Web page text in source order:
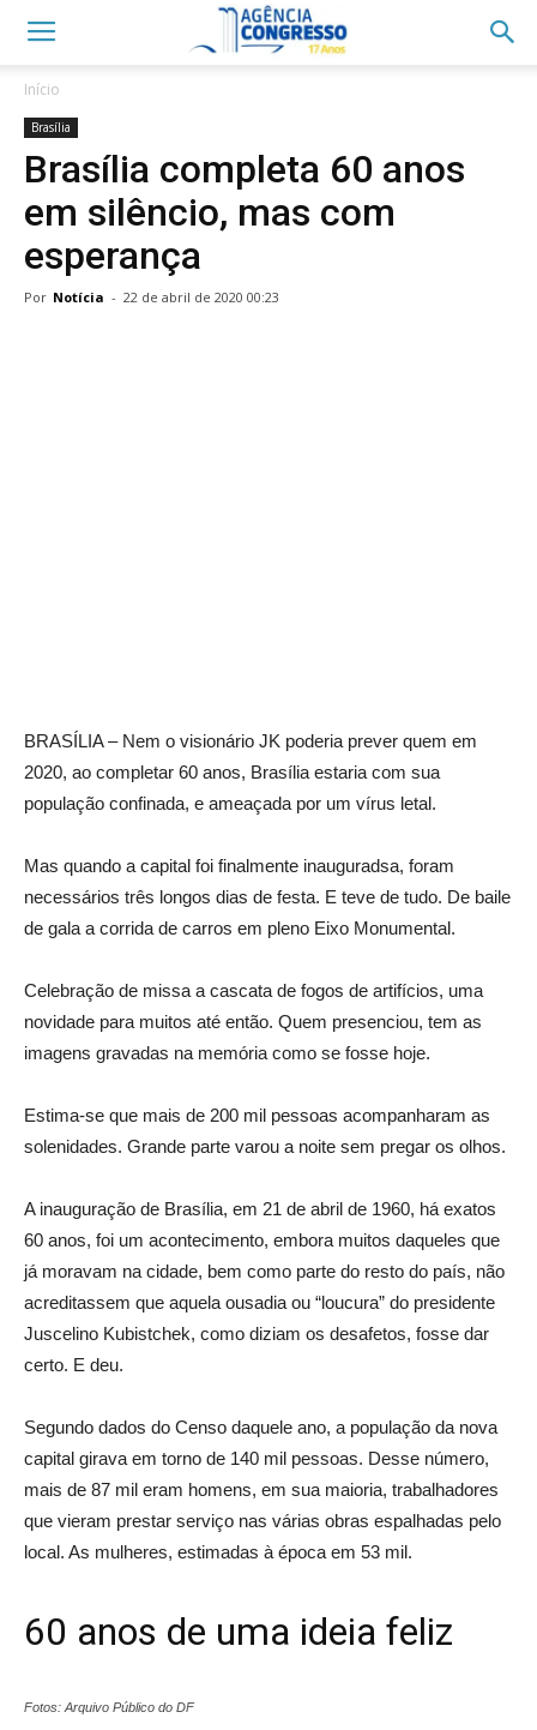
Início
Brasília
Brasília completa 60 anos
em silêncio, mas com
esperança
Por Notícia - 22 de abril de 2020 00:23
BRASÍLIA – Nem o visionário JK poderia prever quem em
2020, ao completar 60 anos, Brasília estaria com sua
população confinada, e ameaçada por um vírus letal.
Mas quando a capital foi finalmente inauguradsa, foram
necessários três longos dias de festa. E teve de tudo. De baile
de gala a corrida de carros em pleno Eixo Monumental.
Celebração de missa a cascata de fogos de artifícios, uma
novidade para muitos até então. Quem presenciou, tem as
imagens gravadas na memória como se fosse hoje.
Estima-se que mais de 200 mil pessoas acompanharam as
solenidades. Grande parte varou a noite sem pregar os olhos.
A inauguração de Brasília, em 21 de abril de 1960, há exatos
60 anos, foi um acontecimento, embora muitos daqueles que
já moravam na cidade, bem como parte do resto do país, não
acreditassem que aquela ousadia ou “loucura” do presidente
Juscelino Kubistchek, como diziam os desafetos, fosse dar
certo. E deu.
Segundo dados do Censo daquele ano, a população da nova
capital girava em torno de 140 mil pessoas. Desse número,
mais de 87 mil eram homens, em sua maioria, trabalhadores
que vieram prestar serviço nas várias obras espalhadas pelo
local. As mulheres, estimadas à época em 53 mil.
60 anos de uma ideia feliz
Fotos: Arquivo Público do DF